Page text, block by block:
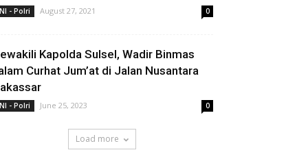
- Polri August 27, 2021 0
Kapolda Sulsel, Wadir Binmas
Curhat Jum’at di Jalan Nusantara
- Polri June 25, 2023 0
Load more